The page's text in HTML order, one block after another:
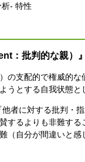
- 特性
：批判的な親）』
の支配的で権威的
うとする自我状態と
者に対する批判・
するよりも非難す
（自分が間違いと感